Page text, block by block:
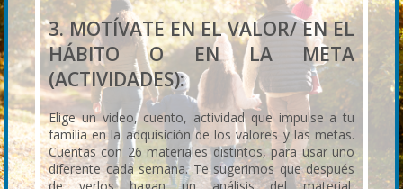
3. MOTÍVATE EN EL VALOR/ EN EL
HÁBITO O EN LA META
(ACTIVIDADES):
Elige un video, cuento, actividad que impulse a tu
familia en la adquisición de los valores y las metas.
Cuentas con 26 materiales distintos, para usar uno
diferente cada semana. Te sugerimos que después